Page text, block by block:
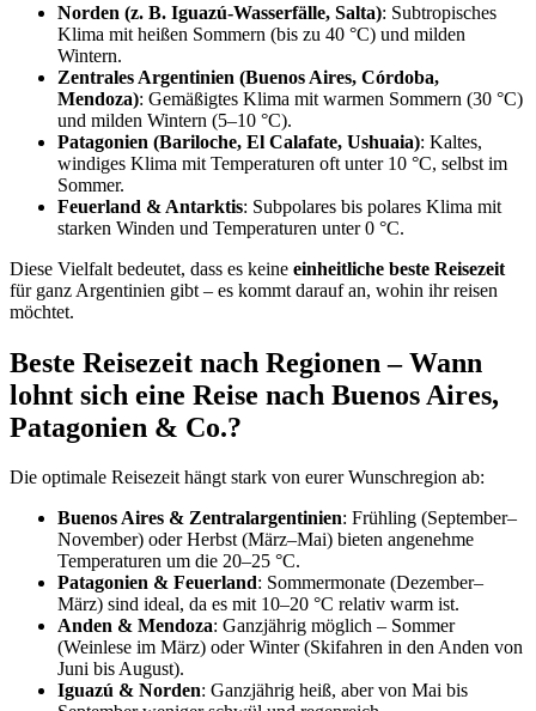
Norden (z. B. Iguazú-Wasserfälle, Salta): Subtropisches
Klima mit heißen Sommern (bis zu 40 °C) und milden
Wintern.
Zentrales Argentinien (Buenos Aires, Córdoba,
Mendoza): Gemäßigtes Klima mit warmen Sommern (30 °C)
und milden Wintern (5–10 °C).
Patagonien (Bariloche, El Calafate, Ushuaia): Kaltes,
windiges Klima mit Temperaturen oft unter 10 °C, selbst im
Sommer.
Feuerland & Antarktis: Subpolares bis polares Klima mit
starken Winden und Temperaturen unter 0 °C.
Diese Vielfalt bedeutet, dass es keine einheitliche beste Reisezeit
für ganz Argentinien gibt – es kommt darauf an, wohin ihr reisen
möchtet.
Beste Reisezeit nach Regionen – Wann
lohnt sich eine Reise nach Buenos Aires,
Patagonien & Co.?
Die optimale Reisezeit hängt stark von eurer Wunschregion ab:
Buenos Aires & Zentralargentinien: Frühling (September–
November) oder Herbst (März–Mai) bieten angenehme
Temperaturen um die 20–25 °C.
Patagonien & Feuerland: Sommermonate (Dezember–
März) sind ideal, da es mit 10–20 °C relativ warm ist.
Anden & Mendoza: Ganzjährig möglich – Sommer
(Weinlese im März) oder Winter (Skifahren in den Anden von
Juni bis August).
Iguazú & Norden: Ganzjährig heiß, aber von Mai bis